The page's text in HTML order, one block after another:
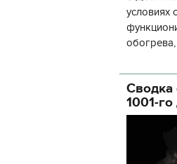
условиях
Сводка
1001-